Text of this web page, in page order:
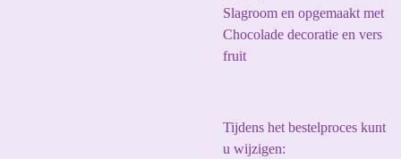
Slagroom en opgemaakt met
Chocolade decoratie en vers
fruit
Tijdens het bestelproces kunt
u wijzigen: